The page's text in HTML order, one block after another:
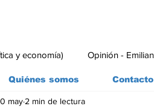
y economía) Opinión -
Economía y Producción
may 2 min de lectura
Quiénes somos Contacto